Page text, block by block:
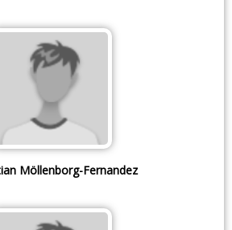
Möllenborg-Fernandez